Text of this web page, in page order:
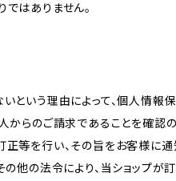
はありません。
という理由によって、個人情
からのご請求であることを確
等を行い、その旨をお客様に
の他の法令により、当ショップ